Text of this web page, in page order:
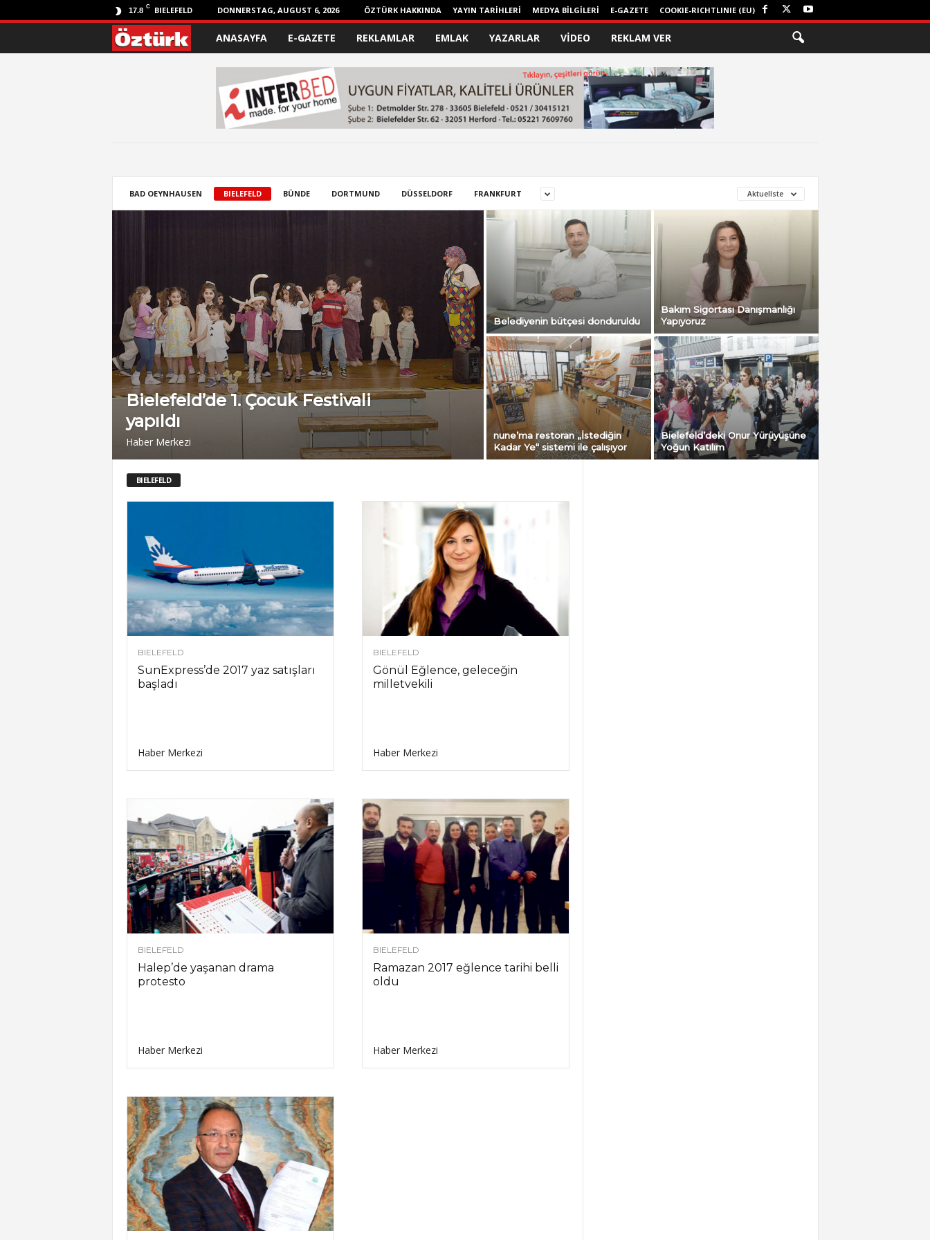
17.8 C BIELEFELD DONNERSTAG, AUGUST 6, 2026 ÖZTÜRK HAKKINDA YAYIN TARİHLERİ MEDYA BİLGİLERİ E-GAZETE COOKIE-RICHTLINIE (EU)
ANASAYFA E-GAZETE REKLAMLAR EMLAK YAZARLAR VİDEO REKLAM VER
BAD OEYNHAUSEN BIELEFELD BÜNDE DORTMUND DÜSSELDORF FRANKFURT Aktuellste
Bielefeld’de 1. Çocuk Festivali
yapıldı
Haber Merkezi
Belediyenin bütçesi donduruldu
Bakım Sigortası Danışmanlığı
Yapıyoruz
nune’ma restoran „İstediğin
Kadar Ye“ sistemi ile çalışıyor
Bielefeld’deki Onur Yürüyüşüne
Yoğun Katılım
BIELEFELD
BIELEFELD
SunExpress’de 2017 yaz satışları
başladı
Haber Merkezi
BIELEFELD
Gönül Eğlence, geleceğin
milletvekili
Haber Merkezi
BIELEFELD
Halep’de yaşanan drama
protesto
Haber Merkezi
BIELEFELD
Ramazan 2017 eğlence tarihi belli
oldu
Haber Merkezi